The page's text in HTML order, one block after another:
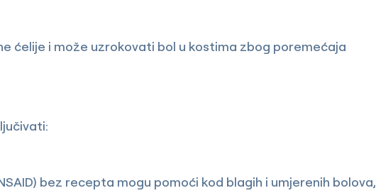
ćelije i može uzrokovati bol u kostima zbog poremećaja
bez recepta mogu pomoći kod blagih i umjerenih bolova,